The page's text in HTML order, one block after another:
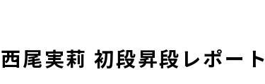
尾実莉 初段昇段レポート